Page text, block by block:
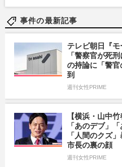
事件の最新記事
テレビ朝日『
「警察官が死
の持論に「警
到
週刊女性PRIME
【横浜・山中
「あのデブ」
「人間のクズ
市長の裏の顔
週刊女性PRIME